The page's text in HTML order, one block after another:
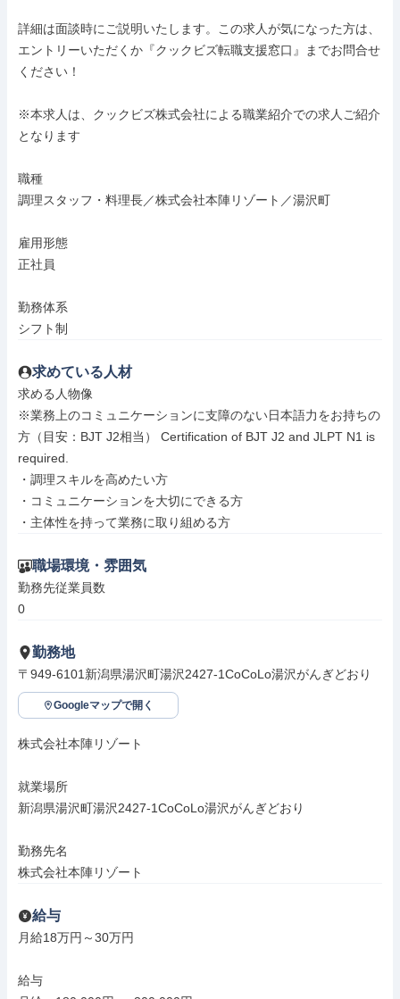
詳細は面談時にご説明いたします。この求人が気になった方は、
エントリーいただくか『クックビズ転職支援窓口』までお問合せ
ください！
※本求人は、クックビズ株式会社による職業紹介での求人ご紹介
となります
職種
調理スタッフ・料理長／株式会社本陣リゾート／湯沢町
雇用形態
正社員
勤務体系
シフト制
求めている人材
求める人物像
※業務上のコミュニケーションに支障のない日本語力をお持ちの
方（目安：BJT J2相当） Certification of BJT J2 and JLPT N1 is
required.
・調理スキルを高めたい方
・コミュニケーションを大切にできる方
・主体性を持って業務に取り組める方
職場環境・雰囲気
勤務先従業員数
0
勤務地
〒949-6101新潟県湯沢町湯沢2427-1CoCoLo湯沢がんぎどおり
Googleマップで開く
株式会社本陣リゾート
就業場所
新潟県湯沢町湯沢2427-1CoCoLo湯沢がんぎどおり
勤務先名
株式会社本陣リゾート
給与
月給18万円～30万円
給与